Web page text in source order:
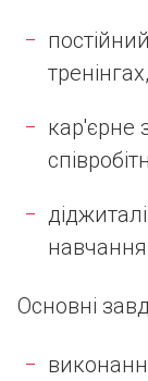
кар'єрне
навчання
Основні